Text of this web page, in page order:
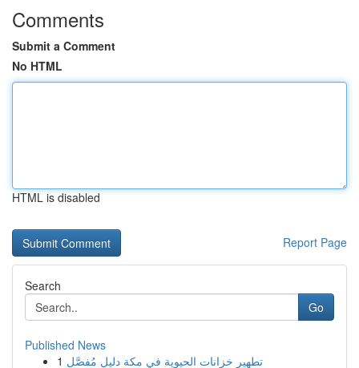
Comments
Submit a Comment
No HTML
HTML is disabled
Report Page
Search
Go
Published News
1 تطهير خزانات الحيوية في مكة دليل مُفصَّل